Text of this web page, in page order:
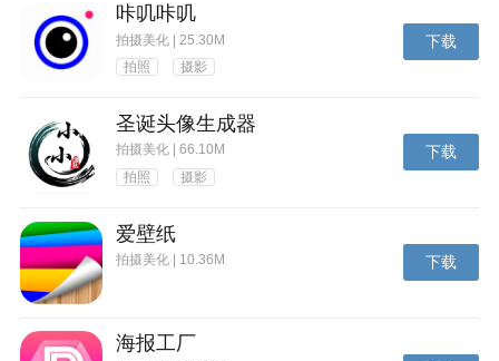
咔叽咔叽
拍摄美化 | 25.30M
拍照
摄影
下载
圣诞头像生成器
拍摄美化 | 66.10M
拍照
摄影
下载
爱壁纸
拍摄美化 | 10.36M 下载
海报工厂